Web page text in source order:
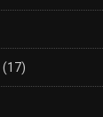
(17)